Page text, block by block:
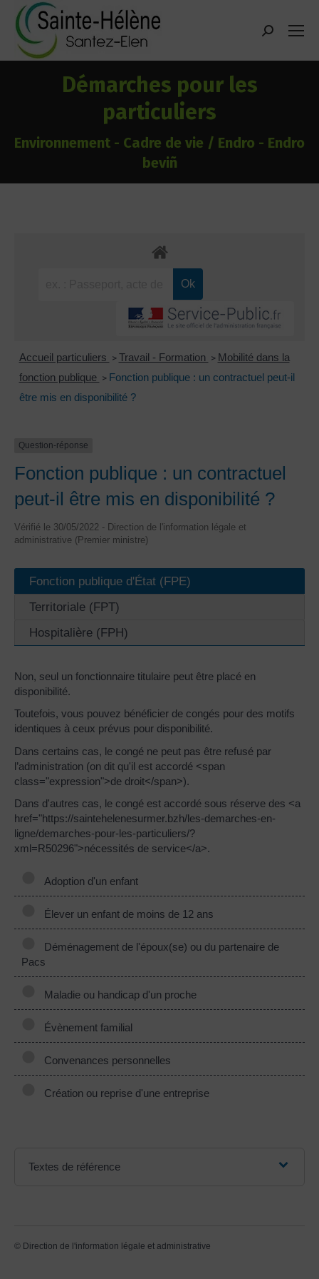
principal
Recherche
Démarches pour les
particuliers
Environnement - Cadre de vie / Endro - Endro
beviñ
Accueil particuliers > Travail - Formation > Mobilité dans la
fonction publique > Fonction publique : un contractuel peut-il
être mis en disponibilité ?
Question-réponse
Fonction publique : un contractuel
peut-il être mis en disponibilité ?
Vérifié le 30/05/2022 - Direction de l'information légale et
administrative (Premier ministre)
Fonction publique d'État (FPE)
Territoriale (FPT)
Hospitalière (FPH)
Non, seul un fonctionnaire titulaire peut être placé en
disponibilité.
Toutefois, vous pouvez bénéficier de congés pour des motifs
identiques à ceux prévus pour disponibilité.
Dans certains cas, le congé ne peut pas être refusé par
l’administration (on dit qu'il est accordé <span
class="expression">de droit</span>).
Dans d'autres cas, le congé est accordé sous réserve des <a
href="https://saintehelenesurmer.bzh/les-demarches-en-
ligne/demarches-pour-les-particuliers/?
xml=R50296">nécessités de service</a>.
Adoption d'un enfant
Élever un enfant de moins de 12 ans
Déménagement de l'époux(se) ou du partenaire de
Pacs
Maladie ou handicap d'un proche
Évènement familial
Convenances personnelles
Création ou reprise d'une entreprise
Textes de référence
© Direction de l'information légale et administrative